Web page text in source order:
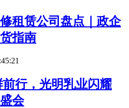
租赁公司盘点｜政企
指南
行，光明乳业闪耀
会